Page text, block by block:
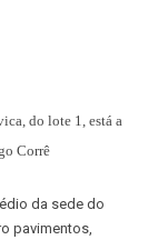
do lote 1, está a
Corrê
da sede do
pavimentos,